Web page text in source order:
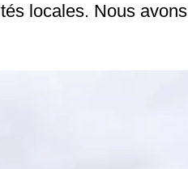
locales. Nous avons